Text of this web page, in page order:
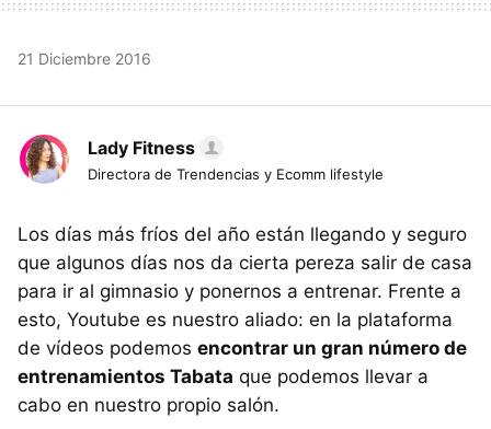
21 Diciembre 2016
Lady Fitness
Directora de Trendencias y Ecomm lifestyle
Los días más fríos del año están llegando y seguro
que algunos días nos da cierta pereza salir de casa
para ir al gimnasio y ponernos a entrenar. Frente a
esto, Youtube es nuestro aliado: en la plataforma
de vídeos podemos encontrar un gran número de
entrenamientos Tabata que podemos llevar a
cabo en nuestro propio salón.